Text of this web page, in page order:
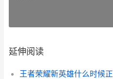
延伸阅读